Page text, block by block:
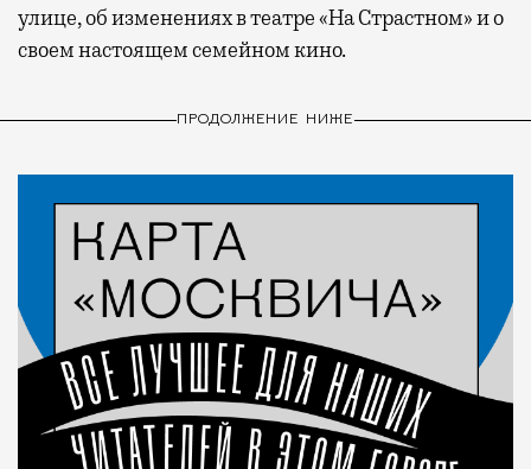
улице, об изменениях в театре «На Страстном» и о
своем настоящем семейном кино.
ПРОДОЛЖЕНИЕ НИЖЕ